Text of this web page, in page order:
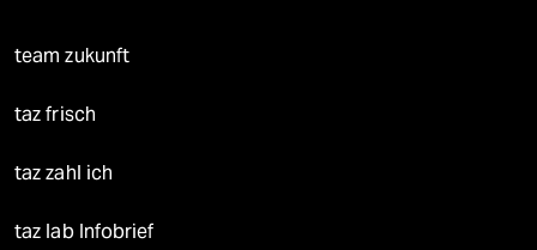
team zukunft
taz frisch
taz zahl ich
taz lab Infobrief